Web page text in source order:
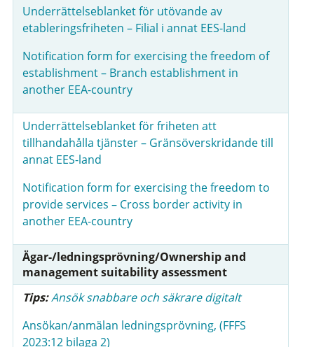
Underrättelseblanket för utövande av
etableringsfriheten – Filial i annat EES-land
Notification form for exercising the freedom of
establishment – Branch establishment in
another EEA-country
Underrättelseblanket för friheten att
tillhandahålla tjänster – Gränsöverskridande till
annat EES-land
Notification form for exercising the freedom to
provide services – Cross border activity in
another EEA-country
Ägar-/ledningsprövning/Ownership and
management suitability assessment
Tips:Ansök snabbare och säkrare digitalt
Ansökan/anmälan ledningsprövning, (FFFS
2023:12 bilaga 2)